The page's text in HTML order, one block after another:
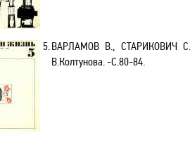
5.ВАРЛАМОВ В., СТАРИКОВИЧ
В.Колтунова. -С.80-84.